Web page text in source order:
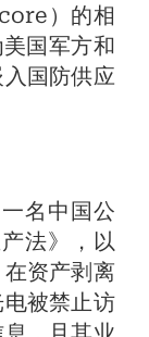
）的相
国军方和
国防供应
名中国公
法》，以
资产剥离
被禁止访